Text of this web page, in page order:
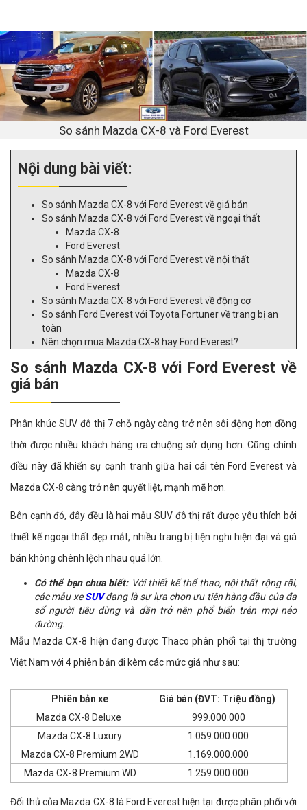
So sánh Mazda CX-8 và Ford Everest
Nội dung bài viết:
So sánh Mazda CX-8 với Ford Everest về giá bán
So sánh Mazda CX-8 với Ford Everest về ngoại thất
Mazda CX-8
Ford Everest
So sánh Mazda CX-8 với Ford Everest về nội thất
Mazda CX-8
Ford Everest
So sánh Mazda CX-8 với Ford Everest về động cơ
So sánh Ford Everest với Toyota Fortuner về trang bị an
toàn
Nên chọn mua Mazda CX-8 hay Ford Everest?
So sánh Mazda CX-8 với Ford Everest về
giá bán
Phân khúc SUV đô thị 7 chỗ ngày càng trở nên sôi động hơn đồng
thời được nhiều khách hàng ưa chuộng sử dụng hơn. Cũng chính
điều này đã khiến sự cạnh tranh giữa hai cái tên Ford Everest và
Mazda CX-8 càng trở nên quyết liệt, mạnh mẽ hơn.
Bên cạnh đó, đây đều là hai mẫu SUV đô thị rất được yêu thích bởi
thiết kế ngoại thất đẹp mắt, nhiều trang bị tiện nghi hiện đại và giá
bán không chênh lệch nhau quá lớn.
Có thể bạn chưa biết:Với thiết kế thể thao, nội thất rộng rãi,
các mẫu xeSUVđang là sự lựa chọn ưu tiên hàng đầu của đa
số người tiêu dùng và dần trở nên phổ biến trên mọi nẻo
đường.
Mẫu Mazda CX-8 hiện đang được Thaco phân phối tại thị trường
Việt Nam với 4 phiên bản đi kèm các mức giá như sau:
Phiên bản xe
Giá bán (ĐVT: Triệu đồng)
Mazda CX-8 Deluxe
999.000.000
Mazda CX-8 Luxury
1.059.000.000
Mazda CX-8 Premium 2WD
1.169.000.000
Mazda CX-8 Premium WD
1.259.000.000
Đối thủ của Mazda CX-8 là Ford Everest hiện tại được phân phối với